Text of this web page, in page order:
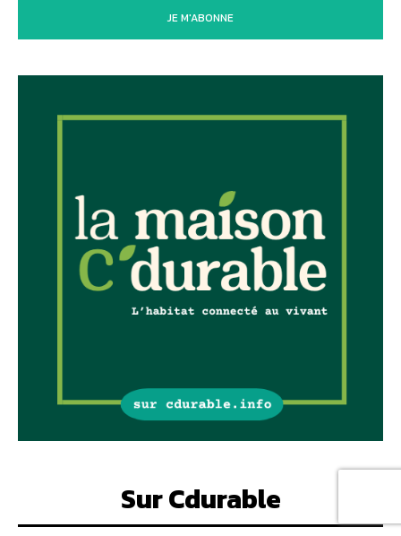
JE M'ABONNE
Sur Cdurable